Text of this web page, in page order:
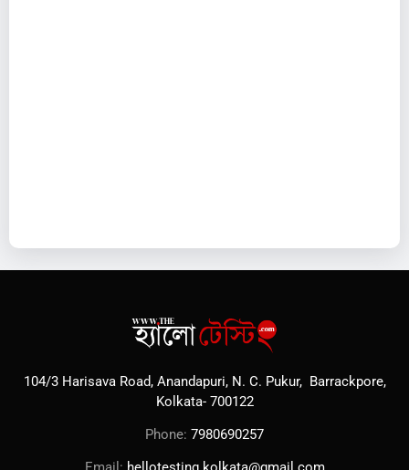
104/3 Harisava Road, Anandapuri, N. C. Pukur, Barrackpore,
Kolkata- 700122
Phone: 7980690257